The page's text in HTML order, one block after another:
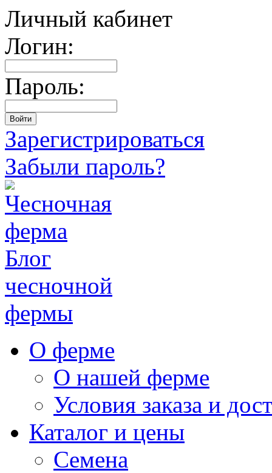
Личный кабинет
Логин:
Пароль:
Зарегистрироваться
Забыли пароль?
Блог
чесночной
фермы
О ферме
О нашей ферме
Условия заказа и
Каталог и цены
Семена